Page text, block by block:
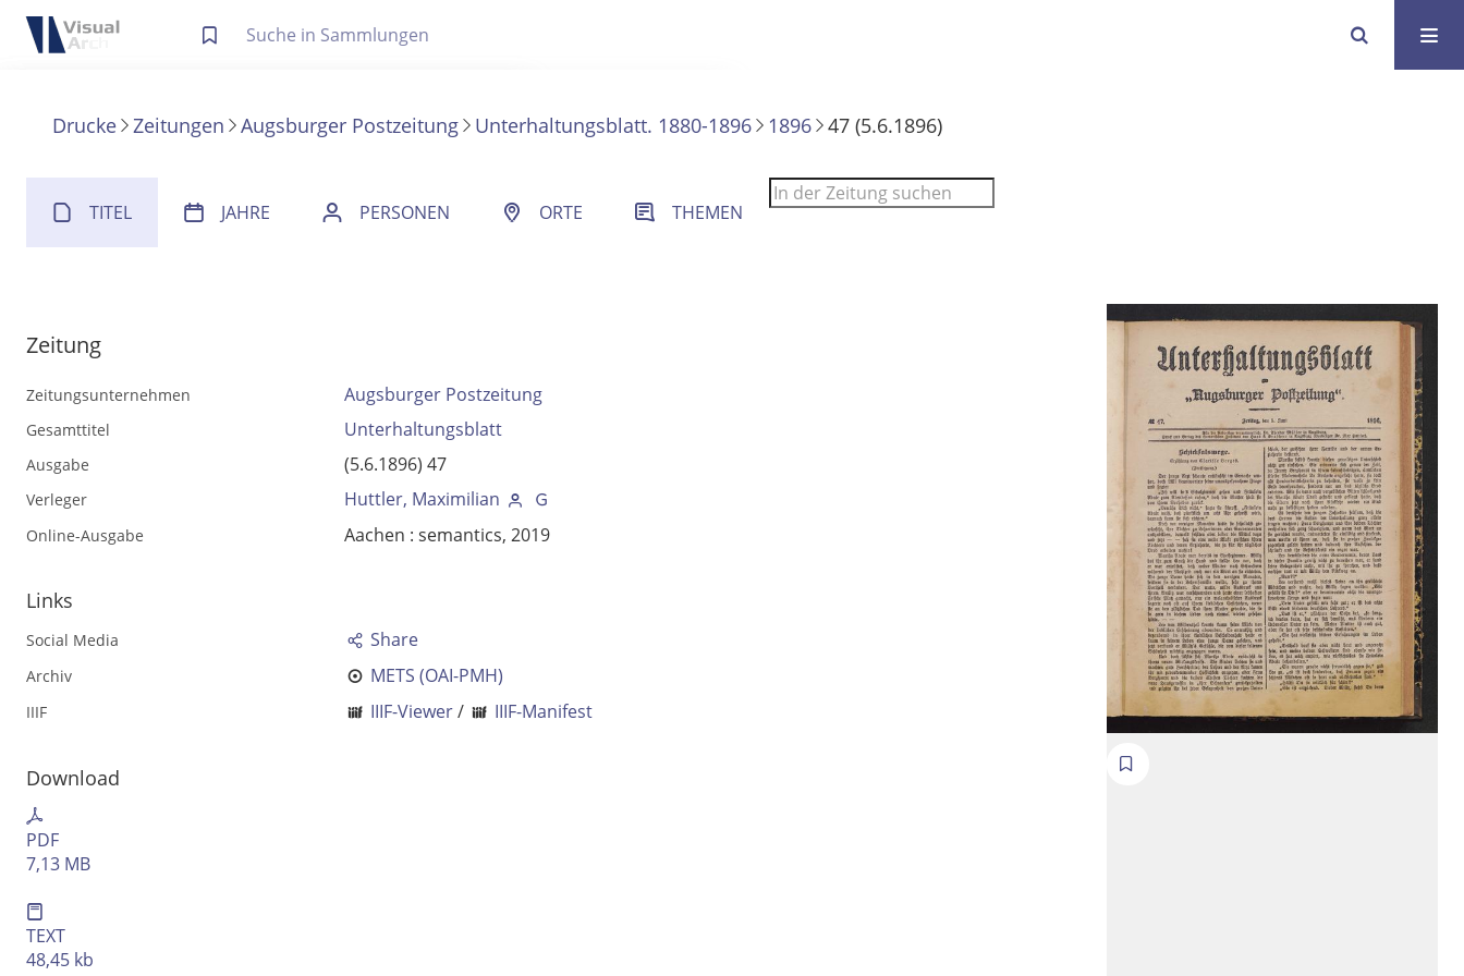
Die letzte Trefferliste besteht aus Ihrer letzten Suche, samt Filter- und Sucheinstellungen.
Volltext und Inhaltsverzeichnis
Suchbegriff
Ausgabe-Optionen
Drucke Zeitungen Augsburger Postzeitung Unterhaltungsblatt. 1880-1896 1896 47 (5.6.1896)
TITEL JAHRE PERSONEN ORTE THEMEN
Zeitung
Zeitungsunternehmen Augsburger Postzeitung
Gesamttitel Unterhaltungsblatt
Ausgabe (5.6.1896) 47
Verleger Huttler, Maximilian
Online-Ausgabe Aachen : semantics, 2019
Links
Social Media Share
Archiv METS (OAI-PMH)
IIIF IIIF-Viewer/ IIIF-Manifest
Download
PDF
7,13 MB
TEXT
48,45 kb